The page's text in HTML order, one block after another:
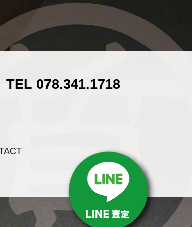
TEL 078.341.1718